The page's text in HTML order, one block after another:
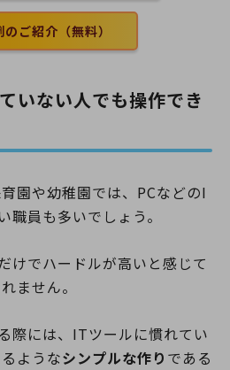
でしょう。 国は補助金制度を設…
ご紹介（無料）
いない人でも操作でき
園や幼稚園では、PCなどのI
員も多いでしょう。
けでハードルが高いと感じて
ません。
際には、ITツールに慣れてい
ようなシンプルな作り である